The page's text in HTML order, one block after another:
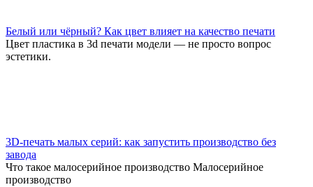
Белый или чёрный? Как цвет влияет на качество печати
Цвет пластика в 3d печати модели — не просто вопрос
эстетики.
3D-печать малых серий: как запустить производство без
завода
Что такое малосерийное производство Малосерийное
производство